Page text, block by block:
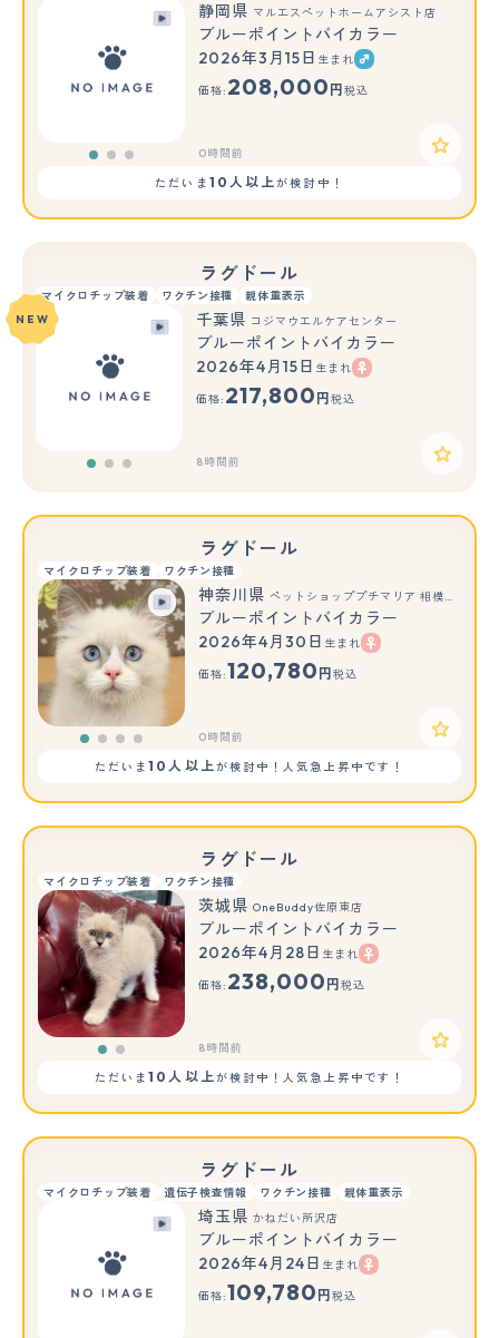
もっと見る
静岡県 マルエスペットホームアシスト店
ブルーポイントバイカラー
2026年3月15日 生まれ
価格: 208,000 円 税込
0時間前
ただいま 10人以上が検討中！
ラグドール
マイクロチップ装着 ワクチン接種 親体重表示
もっと見る
NEW 千葉県 コジマウエルケアセンター
ブルーポイントバイカラー
2026年4月15日 生まれ
価格: 217,800 円 税込
8時間前
ラグドール
マイクロチップ装着 ワクチン接種
神奈川県 ペットショッププチマリア 相模原店
ブルーポイントバイカラー
2026年4月30日 生まれ
価格:120,780 円 税込
0時間前
ただいま10人以上が検討中！人気急上昇中です！
ラグドール
マイクロチップ装着 ワクチン接種
もっと見る
茨城県 OneBuddy佐原東店
ブルーポイントバイカラー
2026年4月28日 生まれ
価格: 238,000 円 税込
8時間前
ただいま10人以上が検討中！人気急上昇中です！
ラグドール
マイクロチップ装着 遺伝子検査情報 ワクチン接種 親体重表示
埼玉県 かねだい所沢店
ブルーポイントバイカラー
2026年4月24日 生まれ
価格:109,780 円 税込